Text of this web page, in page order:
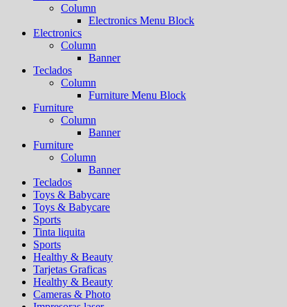
Column
Electronics Menu Block
Electronics
Column
Banner
Teclados
Column
Furniture Menu Block
Furniture
Column
Banner
Furniture
Column
Banner
Teclados
Toys & Babycare
Toys & Babycare
Sports
Tinta liquita
Sports
Healthy & Beauty
Tarjetas Graficas
Healthy & Beauty
Cameras & Photo